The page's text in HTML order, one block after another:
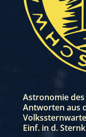
Astronomie
Antworten aus
Einf. in d.